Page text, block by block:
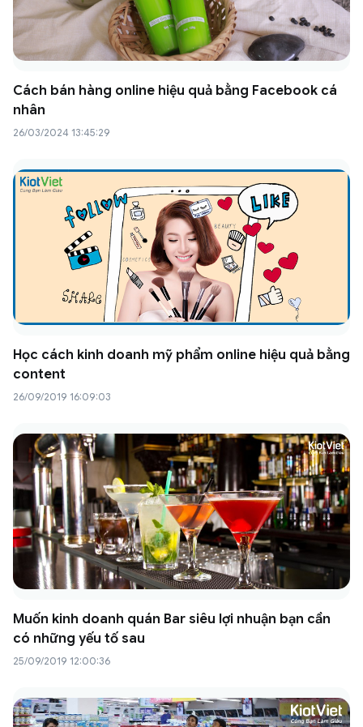
Cách bán hàng online hiệu quả bằng Facebook cá
nhân
26/03/2024 13:45:29
Học cách kinh doanh mỹ phẩm online hiệu quả bằng
content
26/09/2019 16:09:03
Muốn kinh doanh quán Bar siêu lợi nhuận bạn cần
có những yếu tố sau
25/09/2019 12:00:36